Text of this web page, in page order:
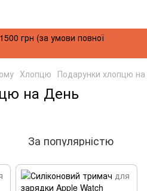
грн (за умови повної
Хлопцю Подарунки хлопцю
на День
За популярністю